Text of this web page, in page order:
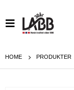
HOME PRODUKTER